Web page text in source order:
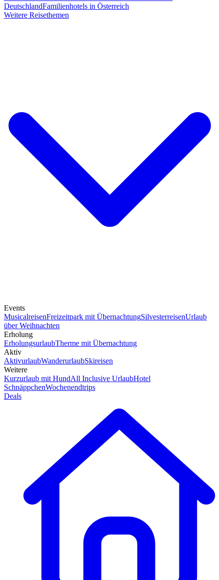
DeutschlandFamilienhotels in Österreich
Weitere Reisethemen
Events
MusicalreisenFreizeitpark mit ÜbernachtungSilvesterreisenUrlaub
über Weihnachten
Erholung
ErholungsurlaubTherme mit Übernachtung
Aktiv
AktivurlaubWanderurlaubSkireisen
Weitere
Kurzurlaub mit HundAll Inclusive UrlaubHotel
SchnäppchenWochenendtrips
Deals